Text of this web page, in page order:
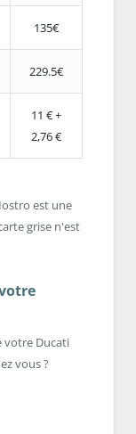
135€
229.5€
11 € +
2,76 €
est une
grise n'est
votre Ducati
vous ?